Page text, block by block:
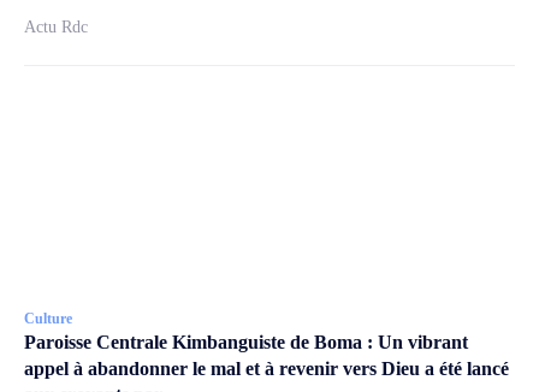
Actu Rdc
Culture
Paroisse Centrale Kimbanguiste de Boma : Un vibrant
appel à abandonner le mal et à revenir vers Dieu a été lancé